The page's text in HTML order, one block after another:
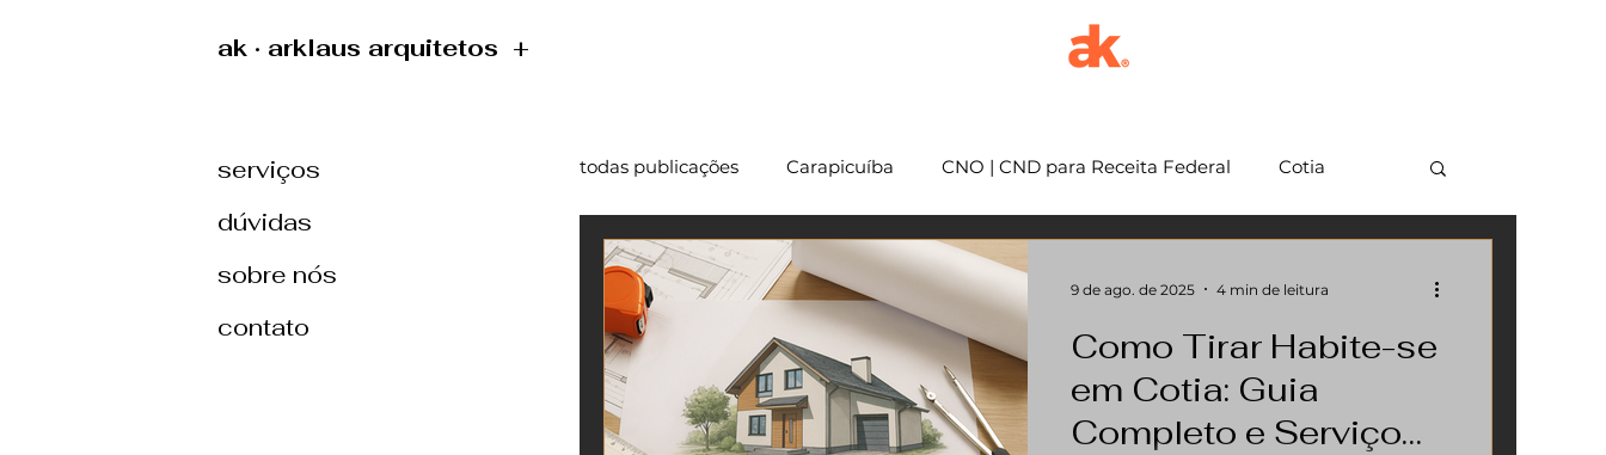
ak · arklaus arquitetos +
todas publicações Carapicuíba CNO | CND para Receita Federal Cotia
Cartório São Paulo Usucapião
Mentoria Embu das Artes
Como Tirar Habite-se
em Cotia: Guia
Completo e Serviço
9 de ago. de 2025 4 min de leitura
serviços
dúvidas
sobre nós
contato